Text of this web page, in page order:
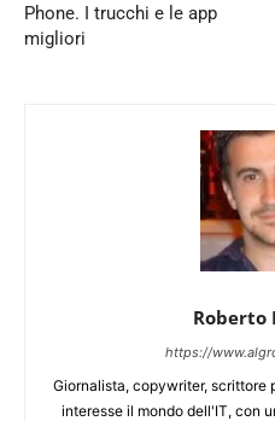
Phone. I trucchi e le app
migliori
Roberto
https://
Giornalista, copywriter, scrittore
interesse il mondo dell'IT, con